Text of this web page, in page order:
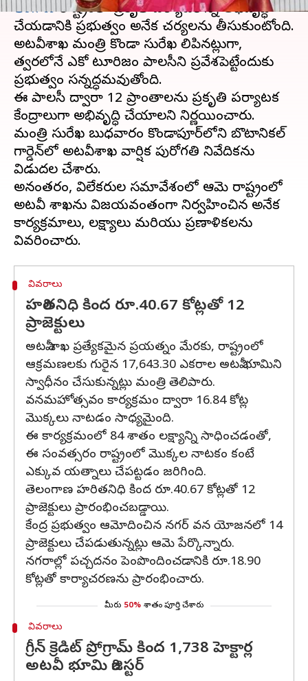
తెలంగాణరాష్ట్రంలో ప్రకృతి పర్యాటకాన్ని అభివృద్ధి
చేయడానికి ప్రభుత్వం అనేక చర్యలను తీసుకుంటోంది.
అటవీశాఖ మంత్రి కొండా సురేఖ తెలిపినట్లుగా,
త్వరలోనే ఎకో టూరిజం పాలసీని ప్రవేశపెట్టేందుకు
ప్రభుత్వం సన్నద్ధమవుతోంది.
ఈ పాలసీ ద్వారా 12 ప్రాంతాలను ప్రకృతి పర్యాటక
కేంద్రాలుగా అభివృద్ధి చేయాలని నిర్ణయించారు.
మంత్రి సురేఖ బుధవారం కొండాపూర్‌లోని బొటానికల్
గార్డెన్‌లో అటవీశాఖ వార్షిక పురోగతి నివేదికను
విడుదల చేశారు.
అనంతరం, విలేకరుల సమావేశంలో ఆమె రాష్ట్రంలో
అటవీ శాఖను విజయవంతంగా నిర్వహించిన అనేక
కార్యక్రమాలు, లక్ష్యాలు మరియు ప్రణాళికలను
వివరాలు
హరితనిధి కింద రూ.40.67 కోట్లతో 12
ప్రాజెక్టులు
అటవీ శాఖ ప్రత్యేకమైన ప్రయత్నం మేరకు, రాష్ట్రంలో
ఆక్రమణలకు గురైన 17,643.30 ఎకరాల అటవీ భూమిని
స్వాధీనం చేసుకున్నట్లు మంత్రి తెలిపారు.
వనమహోత్సవం కార్యక్రమం ద్వారా 16.84 కోట్ల
మొక్కలు నాటడం సాధ్యమైంది.
ఈ కార్యక్రమంలో 84 శాతం లక్ష్యాన్ని సాధించడంతో,
ఈ సంవత్సరం రాష్ట్రంలో మొక్కల నాటకం కంటే
ఎక్కువ యత్నాలు చేపట్టడం జరిగింది.
తెలంగాణ హరితనిధి కింద రూ.40.67 కోట్లతో 12
ప్రాజెక్టులు ప్రారంభించబడ్డాయి.
కేంద్ర ప్రభుత్వం ఆమోదించిన నగర్ వన యోజనలో 14
ప్రాజెక్టులు చేపడుతున్నట్లు ఆమె పేర్కొన్నారు.
నగరాల్లో పచ్చదనం పెంపొందించడానికి రూ.18.90
కోట్లతో కార్యాచరణను ప్రారంభించారు.
మీరు 50% శాతం పూర్తి చేశారు
వివరాలు
గ్రీన్ క్రెడిట్ ప్రోగ్రామ్ కింద 1,738 హెక్టార్ల
అటవీ భూమి రిజిస్టర్